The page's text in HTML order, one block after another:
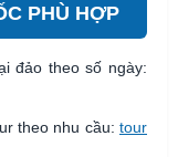
PHÙ HỢP
đảo theo số ngày:
theo nhu cầu: tour